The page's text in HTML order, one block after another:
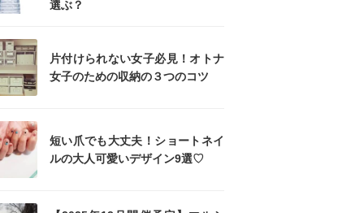
選ぶ？
片付けられない女子必見！オトナ
女子のための収納の３つのコツ
短い爪でも大丈夫！ショートネイ
ルの大人可愛いデザイン9選♡